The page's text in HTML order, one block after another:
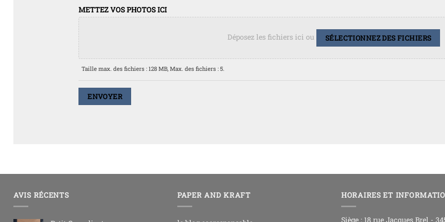
METTEZ VOS PHOTOS ICI
Déposez les fichiers ici ou SÉLECTIONNEZ DES FICHIERS
Taille max. des fichiers : 128 MB, Max. des fichiers : 5.
AVIS RÉCENTS PAPER AND KRAFT HORAIRES ET
Siège : 18 rue Jacques Brel -